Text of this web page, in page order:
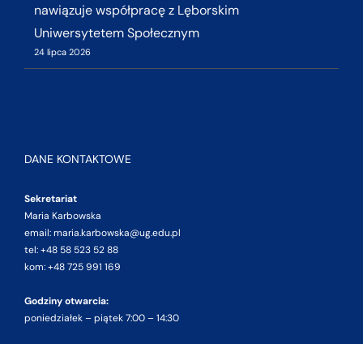
nawiązuje współpracę z Lęborskim
Uniwersytetem Społecznym
24 lipca 2026
DANE KONTAKTOWE
Sekretariat
Maria Karbowska
email: maria.karbowska@ug.edu.pl
tel: +48 58 523 52 88
kom: +48 725 991 169
Godziny otwarcia:
poniedziałek – piątek 7:00 – 14:30